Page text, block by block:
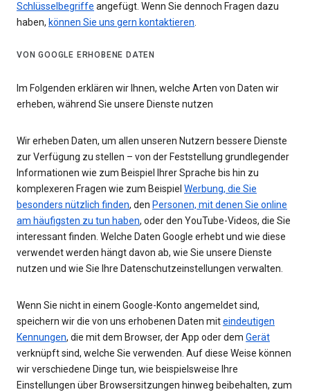
Schlüsselbegriffe angefügt. Wenn Sie dennoch Fragen dazu
haben, können Sie uns gern kontaktieren.
VON GOOGLE ERHOBENE DATEN
Im Folgenden erklären wir Ihnen, welche Arten von Daten wir
erheben, während Sie unsere Dienste nutzen
Wir erheben Daten, um allen unseren Nutzern bessere Dienste
zur Verfügung zu stellen – von der Feststellung grundlegender
Informationen wie zum Beispiel Ihrer Sprache bis hin zu
komplexeren Fragen wie zum Beispiel Werbung, die Sie
besonders nützlich finden, den Personen, mit denen Sie online
am häufigsten zu tun haben, oder den YouTube-Videos, die Sie
interessant finden. Welche Daten Google erhebt und wie diese
verwendet werden hängt davon ab, wie Sie unsere Dienste
nutzen und wie Sie Ihre Datenschutzeinstellungen verwalten.
Wenn Sie nicht in einem Google-Konto angemeldet sind,
speichern wir die von uns erhobenen Daten miteindeutigen
Kennungen, die mit dem Browser, der App oder dem Gerät
verknüpft sind, welche Sie verwenden. Auf diese Weise können
wir verschiedene Dinge tun, wie beispielsweise Ihre
Einstellungen über Browsersitzungen hinweg beibehalten, zum